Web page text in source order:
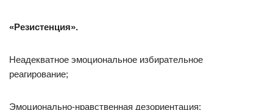
«Резистенция».
Неадекватное эмоциональное избирательное
реагирование;
Эмоционально-нравственная дезориентация;